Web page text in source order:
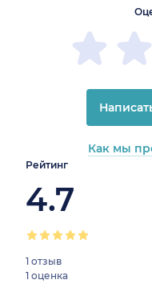
Рейтинг
4.7
1 отзыв
1 оценка
0%
0%
progress:
Как мы